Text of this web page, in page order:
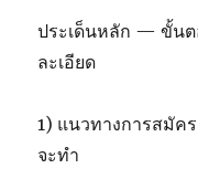
ประเด็นหลัก — ขั้นต
ละเอียด
1) แนวทางการสมัค
จะทำ